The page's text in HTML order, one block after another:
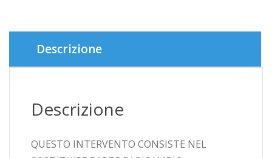
Descrizione
Descrizione
QUESTO INTERVENTO CONSISTE NEL